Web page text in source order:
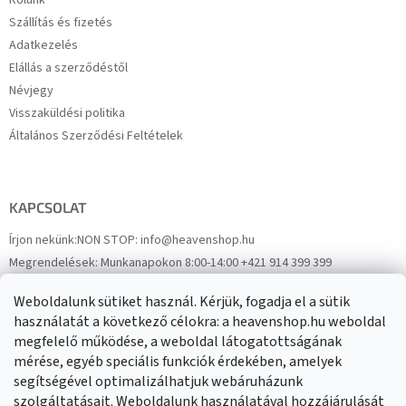
Weboldalunk sütiket használ. Kérjük, fogadja el a sütik
használatát a következő célokra: a heavenshop.hu weboldal
megfelelő működése, a weboldal látogatottságának
mérése, egyéb speciális funkciók érdekében, amelyek
segítségével optimalizálhatjuk webáruházunk
szolgáltatásait. Weboldalunk használatával hozzájárulását
Szállítás és fizetés
Adatkezelés
Elállás a szerződéstől
Névjegy
Visszaküldési politika
Általános Szerződési Feltételek
KAPCSOLAT
Írjon nekünk:NON STOP: info@heavenshop.hu
Megrendelések:Munkanapokon 8:00-14:00 +421 914 399 399
FacebookHeavenShop.sk
Eredményeink